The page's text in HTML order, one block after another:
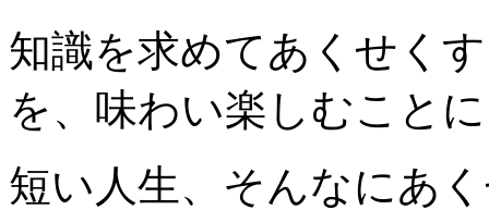
知識を求めてあくせく
を、味わい楽しむこと
短い人生、そんなにあ